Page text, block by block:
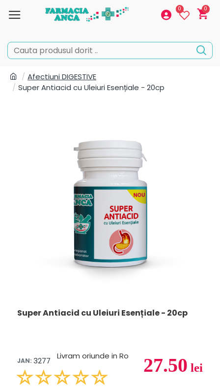
0 0
Afectiuni DIGESTIVE
Super Antiacid cu Uleiuri Esențiale - 20cp
Super Antiacid cu Uleiuri Esențiale - 20cp
27.50 lei
JAN: 3277 Livram oriunde in Ro